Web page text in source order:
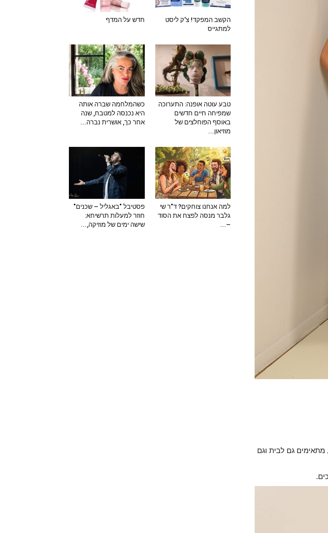
מתאימים גם לבית וגם
הקשב המפקד! צ'ק ליסט
למתגייס
חדש על המדף
טבע עוטה אופנה: התערוכה
שמפיחה חיים חדשים
באוסף הפוחלצים של
מוזיאון...
כשהמלחמה שברה אותה
היא נכנסה למטבח, שנה
אחר כך, אושרית נברה...
למה אנחנו צוחקים? ד"ר שי
גלבר מנסה לפצח את הסוד
–...
פסטיבל "באגליל – שכנים"
חוזר למעלות תרשיחא:
שישה ימים של מוזיקה,...